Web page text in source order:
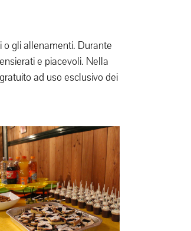
o gli allenamenti. Durante
e piacevoli. Nella
ad uso esclusivo dei